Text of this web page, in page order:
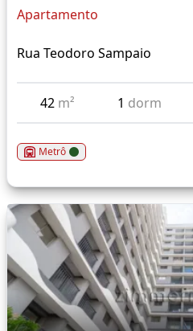
Apartamento
Rua Teodoro Sampaio
42 m² 1 dorm
Metrô